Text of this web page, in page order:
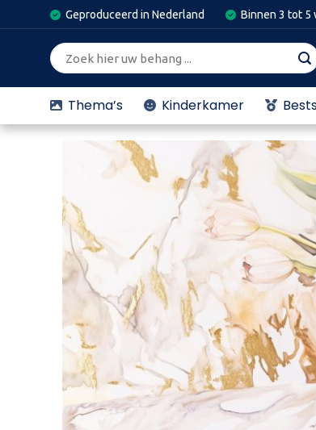
to
Geproduceerd in Nederland Binnen 3 tot 5
Zoeken
naar:
Thema’s Kinderkamer